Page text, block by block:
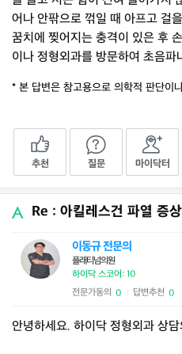
어나 안팎으로 꺾일 때 아프고 걸
꿈치에 찢어지는 충격이 있은 후
이나 정형외과를 방문하여 초음
* 본 답변은 참고용으로 의학적 판단이
추천 질문 마이닥터
Re : 아킬레스건 파열 증
이동규 전문의
플래티넘의원
하이닥 스코어: 10
전문가동의 0 답변추천 0
안녕하세요. 하이닥 정형외과 상